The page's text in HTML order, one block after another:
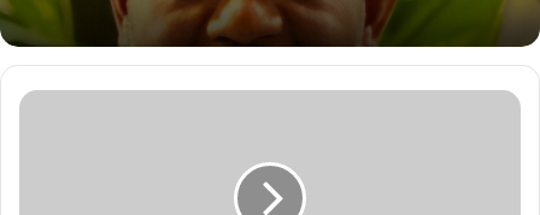
تواصل